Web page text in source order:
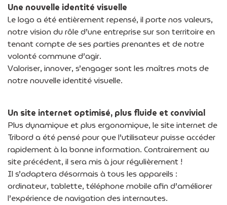
Une nouvelle identité visuelle
Le logo a été entièrement repensé, il porte nos valeurs,
notre vision du rôle d’une entreprise sur son territoire en
tenant compte de ses parties prenantes et de notre
volonté commune d’agir.
Valoriser, innover, s’engager sont les maîtres mots de
notre nouvelle identité visuelle.
Un site internet optimisé, plus fluide et convivial
Plus dynamique et plus ergonomique, le site internet de
Tribord a été pensé pour que l’utilisateur puisse accéder
rapidement à la bonne information. Contrairement au
site précédent, il sera mis à jour régulièrement !
Il s’adaptera désormais à tous les appareils :
ordinateur, tablette, téléphone mobile afin d’améliorer
l’expérience de navigation des internautes.